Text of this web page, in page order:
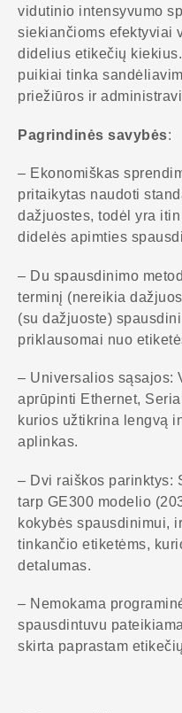
vidutinio intensyvumo
siekiančioms efektyviai
didelius etikečių
puikiai tinka
priežiūros ir
Pagrindinės savybės:
– Ekonomiškas
pritaikytas naudoti
dažjuostes, todėl yra
didelės apimties
– Du spausdinimo
terminį (nereikia
(su dažjuoste)
priklausomai nuo
– Universalios sąsajos:
aprūpinti Ethernet,
kurios užtikrina lengvą
aplinkas.
– Dvi raiškos parinktys:
tarp GE300 modelio
kokybės spausdinimui,
tinkančio etiketėms,
detalumas.
– Nemokama
spausdintuvu
skirta paprastam